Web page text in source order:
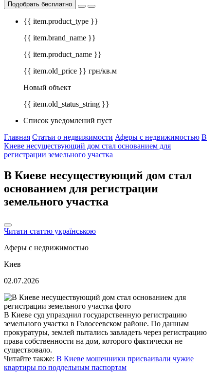
Подобрать бесплатно
{{ item.product_type }}
{{ item.brand_name }}
{{ item.product_name }}
{{ item.old_price }} грн/кв.м
Новый объект
{{ item.old_status_string }}
Список уведомлений пуст
Главная Статьи о недвижимости Аферы с недвижимостью В
Киеве несуществующий дом стал основанием для
регистрации земельного участка
В Киеве несуществующий дом стал
основанием для регистрации
земельного участка
Читати статтю українською
Аферы с недвижимостью
Киев
02.07.2026
В Киеве суд упразднил государственную регистрацию
земельного участка в Голосеевском районе. По данным
прокуратуры, землей пытались завладеть через регистрацию
права собственности на дом, которого фактически не
существовало.
Читайте также: В Киеве мошенники присваивали чужие
квартиры по поддельным паспортам